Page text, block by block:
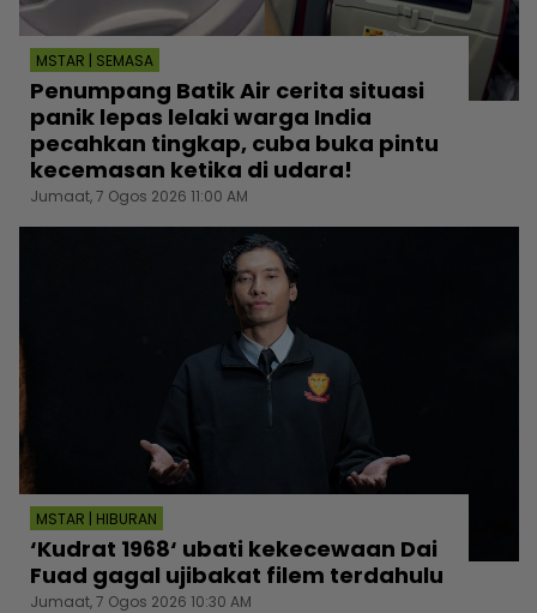
MSTAR | SEMASA
Penumpang Batik Air cerita situasi
panik lepas lelaki warga India
pecahkan tingkap, cuba buka pintu
kecemasan ketika di udara!
Jumaat, 7 Ogos 2026 11:00 AM
MSTAR | HIBURAN
‘Kudrat 1968‘ ubati kekecewaan Dai
Fuad gagal ujibakat filem terdahulu
Jumaat, 7 Ogos 2026 10:30 AM